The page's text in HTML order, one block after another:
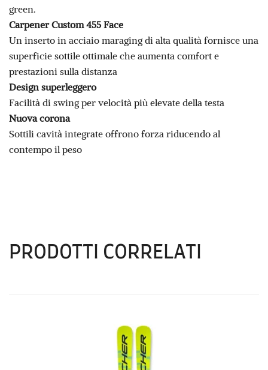
green.
Carpener Custom 455 Face
Un inserto in acciaio maraging di alta qualità fornisce una
superficie sottile ottimale che aumenta comfort e
prestazioni sulla distanza
Design superleggero
Facilità di swing per velocità più elevate della testa
Nuova corona
Sottili cavità integrate offrono forza riducendo al
contempo il peso
PRODOTTI CORRELATI